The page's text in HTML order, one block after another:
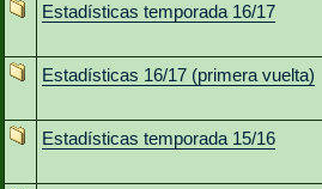
Estadísticas temporada 16/17
Estadísticas 16/17 (primera vuelta)
Estadísticas temporada 15/16